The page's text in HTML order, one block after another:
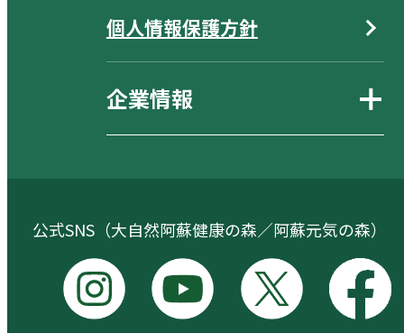
個人情報保護方針
企業情報
公式SNS（大自然阿蘇健康の森／阿蘇元気の森）